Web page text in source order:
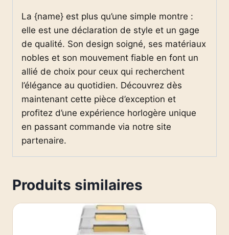
La {name} est plus qu’une simple montre :
elle est une déclaration de style et un gage
de qualité. Son design soigné, ses matériaux
nobles et son mouvement fiable en font un
allié de choix pour ceux qui recherchent
l’élégance au quotidien. Découvrez dès
maintenant cette pièce d’exception et
profitez d’une expérience horlogère unique
en passant commande via notre site
partenaire.
Produits similaires